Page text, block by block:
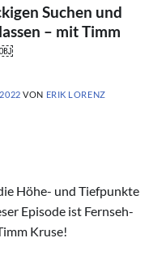
Suchen und
– mit Timm
VON ERIK LORENZ
Höhe- und Tiefpunkte
Episode ist Fernseh-
Kruse!